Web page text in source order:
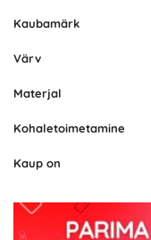
Kaubamärk
Värv
Materjal
Kohaletoimetamine
Kaup on